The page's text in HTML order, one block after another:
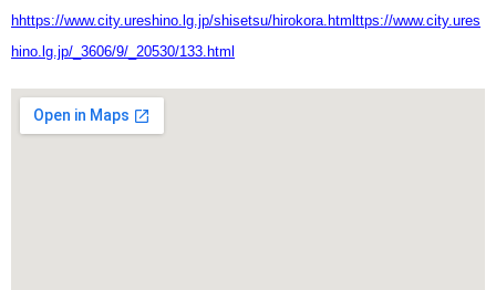
hhttps://www.city.ureshino.lg.jp/shisetsu/hirokora.htmlttps://www.city.ures
hino.lg.jp/_3606/9/_20530/133.html